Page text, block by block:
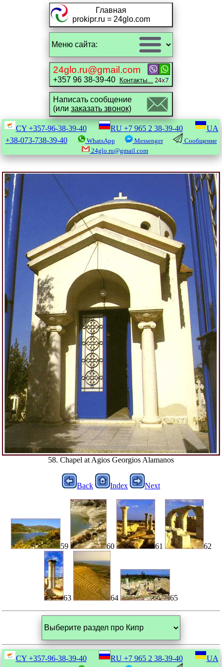
Главная
prokipr.ru = 24glo.com
24glo.ru@gmail.com
+357 96 38-39-40 Контакты...
Написать сообщение
(или заказать звонок)
CY +357-96-38-39-40 RU +7 965 2 38-39-40
UA
+38-073-738-39-40
WhatsApp Messenger
Сообщение
24glo.ru@gmail.com
58. Chapel at Agios Georgios Alamanos
Back Index Next
59 60 61 62
63 64 65
CY +357-96-38-39-40 RU +7 965 2 38-39-40
UA